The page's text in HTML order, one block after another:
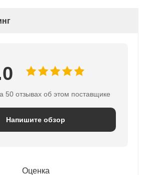
50 отзывах об этом поставщике
Напишите обзор
Оценка